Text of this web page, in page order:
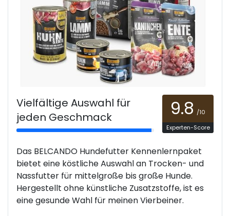
Vielfältige Auswahl für
jeden Geschmack
9.8 /10
Experten-Score
Das BELCANDO Hundefutter Kennenlernpaket
bietet eine köstliche Auswahl an Trocken- und
Nassfutter für mittelgroße bis große Hunde.
Hergestellt ohne künstliche Zusatzstoffe, ist es
eine gesunde Wahl für meinen Vierbeiner.